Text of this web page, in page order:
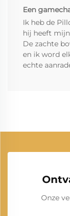
Een
Ik heb de
hij heeft
De zachte
en ik word
echte
Onze